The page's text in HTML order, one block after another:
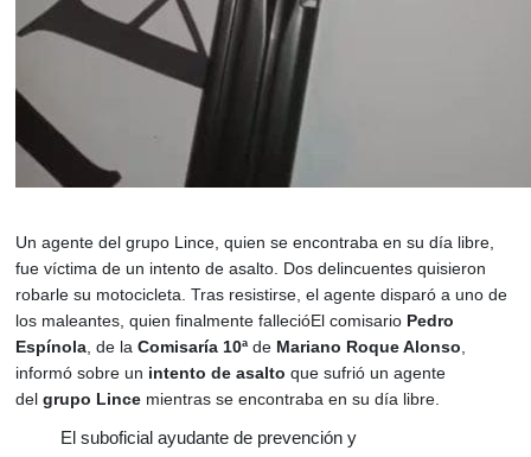
Un agente del grupo Lince, quien se encontraba en su día libre,
fue víctima de un intento de asalto. Dos delincuentes quisieron
robarle su motocicleta. Tras resistirse, el agente disparó a uno de
los maleantes, quien finalmente fallecióEl comisario Pedro
Espínola, de la Comisaría 10ªde Mariano Roque Alonso,
informó sobre un intento de asalto que sufrió un agente
del grupo Lince mientras se encontraba en su día libre.
El suboficial ayudante de prevención y